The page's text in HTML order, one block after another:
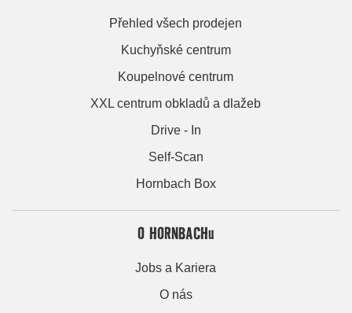
Přehled všech prodejen
Kuchyňské centrum
Koupelnové centrum
XXL centrum obkladů a dlažeb
Drive - In
Self-Scan
Hornbach Box
O HORNBACHu
Jobs a Kariera
O nás